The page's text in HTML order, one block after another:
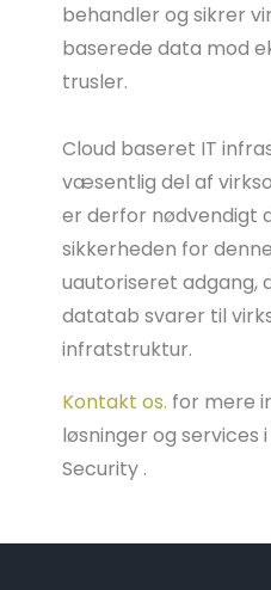
behandler og sikrer
baserede data mod
trusler.
Cloud baseret IT
væsentlig del af
er derfor nødvendigt
sikkerheden for
uautoriseret
datatab svarer til
infratstruktur.
Kontakt os. for mere
løsninger og services
Security .